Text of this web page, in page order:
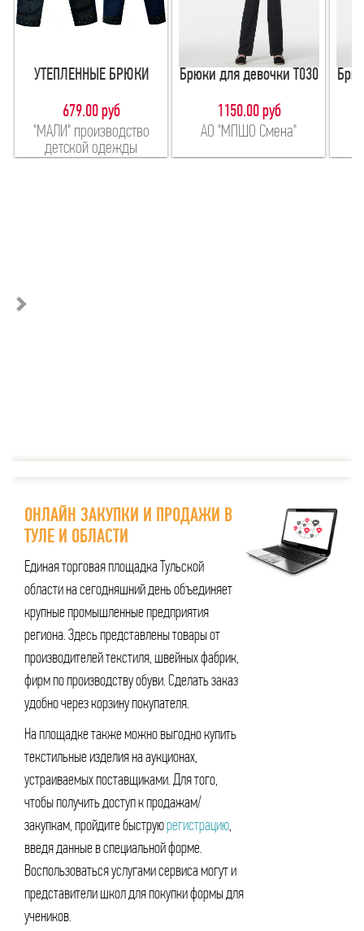
УТЕПЛЕННЫЕ БРЮКИ
679.00 руб
"МАЛИ" производство
детской одежды
Брюки для девочки Т030
1150.00 руб
АО "МПШО Смена"
ОНЛАЙН ЗАКУПКИ И ПРОДАЖИ В
ТУЛЕ И ОБЛАСТИ
Единая торговая площадка Тульской
области на сегодняшний день объединяет
крупные промышленные предприятия
региона. Здесь представлены товары от
производителей текстиля, швейных фабрик,
фирм по производству обуви. Сделать заказ
удобно через корзину покупателя.
На площадке также можно выгодно купить
текстильные изделия на аукционах,
устраиваемых поставщиками. Для того,
чтобы получить доступ к продажам/
закупкам, пройдите быструюрегистрацию,
введя данные в специальной форме.
Воспользоваться услугами сервиса могут и
представители школ для покупки формы для
учеников.